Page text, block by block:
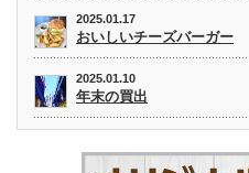
2025.01.17
おいしいチーズバーガー
2025.01.10
年末の買出